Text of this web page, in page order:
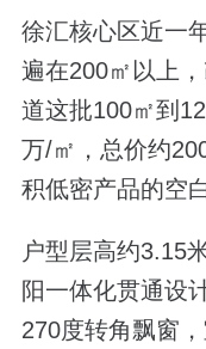
徐汇核心区近一
遍在200㎡以上
道这批100㎡到
万/㎡，总价约
积低密产品的空白
户型层高约3.15
阳一体化贯通设
270度转角飘窗